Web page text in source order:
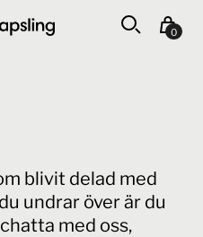
0
blivit delad med
undrar över är du
med oss,